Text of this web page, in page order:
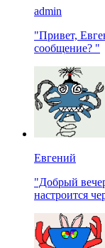
admin
"Привет,
сообщение? "
Евгений
"Добрый
настроится